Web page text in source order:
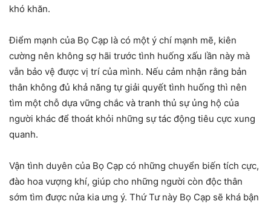
khó khăn.
Điểm mạnh của Bọ Cạp là có một ý chí mạnh mẽ, kiên
cường nên không sợ hãi trước tình huống xấu lần này mà
vẫn bảo vệ được vị trí của mình. Nếu cảm nhận rằng bản
thân không đủ khả năng tự giải quyết tình huống thì nên
tìm một chỗ dựa vững chắc và tranh thủ sự ủng hộ của
người khác để thoát khỏi những sự tác động tiêu cực xung
quanh.
Vận tình duyên của Bọ Cạp có những chuyển biến tích cực,
đào hoa vượng khí, giúp cho những người còn độc thân
sớm tìm được nửa kia ưng ý. Thứ Tư này Bọ Cạp sẽ khá bận